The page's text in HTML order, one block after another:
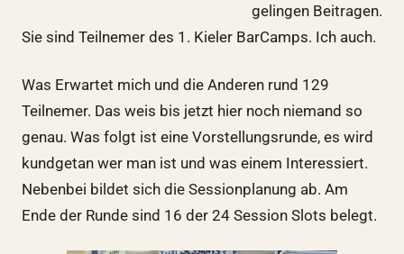
gelingen Beitragen.
Sie sind Teilnemer des 1. Kieler BarCamps. Ich auch.
Was Erwartet mich und die Anderen rund 129
Teilnemer. Das weis bis jetzt hier noch niemand so
genau. Was folgt ist eine Vorstellungsrunde, es wird
kundgetan wer man ist und was einem Interessiert.
Nebenbei bildet sich die Sessionplanung ab. Am
Ende der Runde sind 16 der 24 Session Slots belegt.